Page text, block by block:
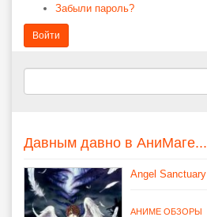
Забыли пароль?
Войти
Давным давно в АниМаге...
Angel Sanctuary
АНИМЕ ОБЗОРЫ